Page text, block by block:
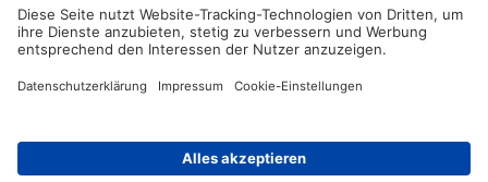
AGB
Richtlinien und Bekentnisse
Soziale Medien